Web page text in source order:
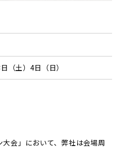
（土）4日（日）
大会」において、弊社は会場周